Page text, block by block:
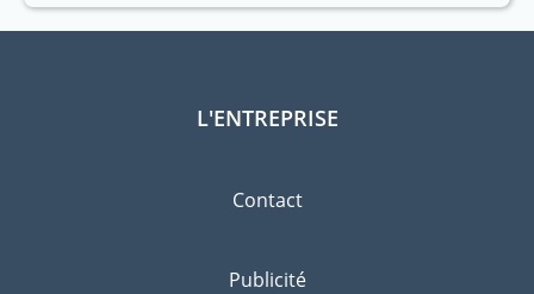
L'ENTREPRISE
Contact
Publicité